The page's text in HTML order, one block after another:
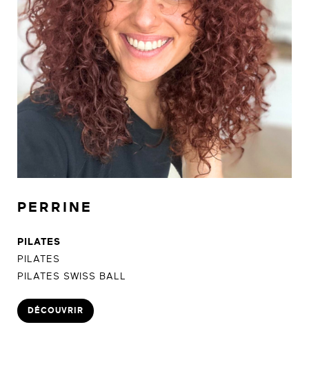
PERRINE
PILATES
PILATES
PILATES SWISS BALL
DÉCOUVRIR